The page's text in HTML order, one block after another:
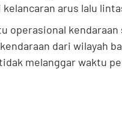
arus lalu
operasional
dari wilayah
melanggar waktu